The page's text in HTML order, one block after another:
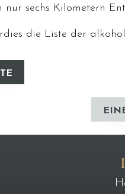
sechs Kilometern
die Liste der